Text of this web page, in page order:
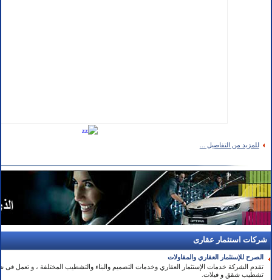
للمزيد من التفاصيل ...
شركات استثمار عقارى
الصرح للإستثمار العقاري والمقاولات
تقدم الشركة خدمات الإستثمار العقاري وخدمات التصميم والبناء والتشطيب المختلفة ، و تعمل فى
تشطيب شقق و فيلات.